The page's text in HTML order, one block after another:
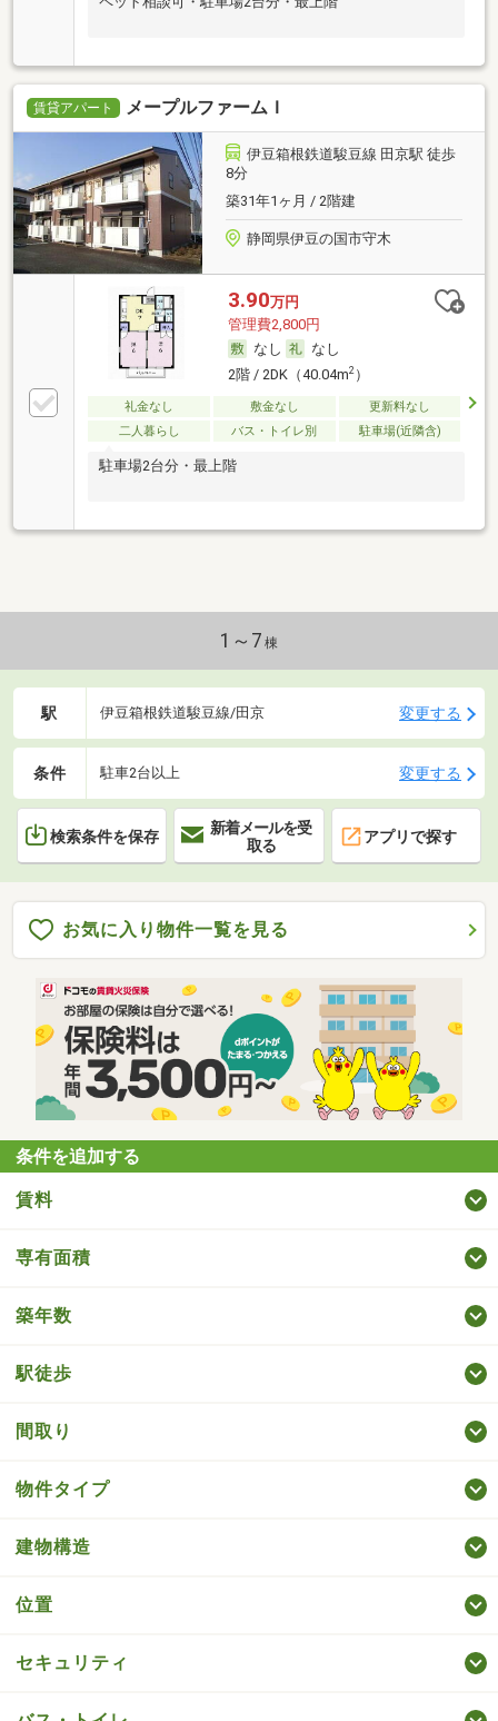
賃貸アパート メープルファームＩ
伊豆箱根鉄道駿豆線 田京駅 徒歩
8分
築31年1ヶ月 / 2階建
静岡県伊豆の国市守木
3.90万円
管理費2,800円
なし
なし
2階 / 2DK（40.04m2）
礼金なし 敷金なし
更新料なし
二人暮らし
バス・トイレ別 駐車場(近隣含)
駐車場2台分・最上階
1～7 棟
駅 伊豆箱根鉄道駿豆線/田京 変更する
条件 駐車2台以上 変更する
検索条件を保存
新着メールを受
取る
アプリで探す
お気に入り物件一覧を見る
条件を追加する
賃料
専有面積
築年数
駅徒歩
間取り
物件タイプ
建物構造
位置
セキュリティ